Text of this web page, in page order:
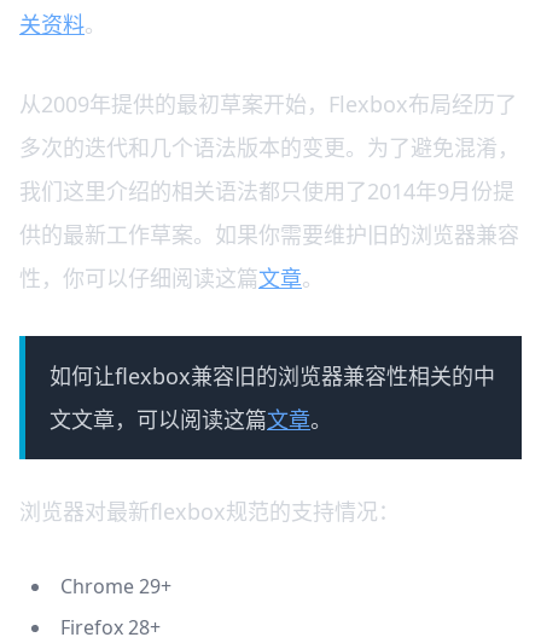
关资料。
从2009年提供的最初草案开始，Flexbox布局经历了
多次的迭代和几个语法版本的变更。为了避免混淆，
我们这里介绍的相关语法都只使用了2014年9月份提
供的最新工作草案。如果你需要维护旧的浏览器兼容
性，你可以仔细阅读这篇文章。
如何让flexbox兼容旧的浏览器兼容性相关的中
文文章，可以阅读这篇文章。
浏览器对最新flexbox规范的支持情况：
Chrome 29+
Firefox 28+